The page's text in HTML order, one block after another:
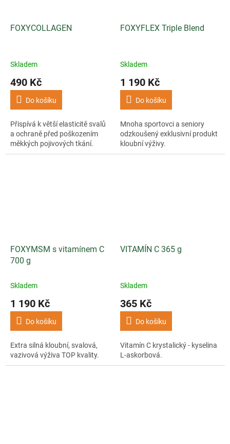
FOXYCOLLAGEN
Skladem
490 Kč
Do košíku
Přispívá k větší elasticitě svalů
a ochraně před poškozením
měkkých pojivových tkání.
FOXYFLEX Triple Blend
Skladem
1 190 Kč
Do košíku
Mnoha sportovci a seniory
odzkoušený exklusivní produkt
kloubní výživy.
FOXYMSM s vitamínem C
700 g
Skladem
1 190 Kč
Do košíku
Extra silná kloubní, svalová,
vazivová výživa TOP kvality.
VITAMÍN C 365 g
Skladem
365 Kč
Do košíku
Vitamín C krystalický - kyselina
L-askorbová.